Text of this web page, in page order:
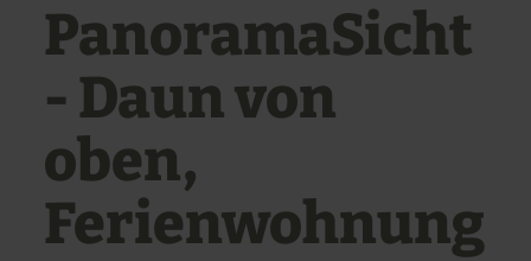
PanoramaSicht
- Daun von
oben,
Ferienwohnung